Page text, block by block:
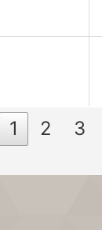
1 2 3